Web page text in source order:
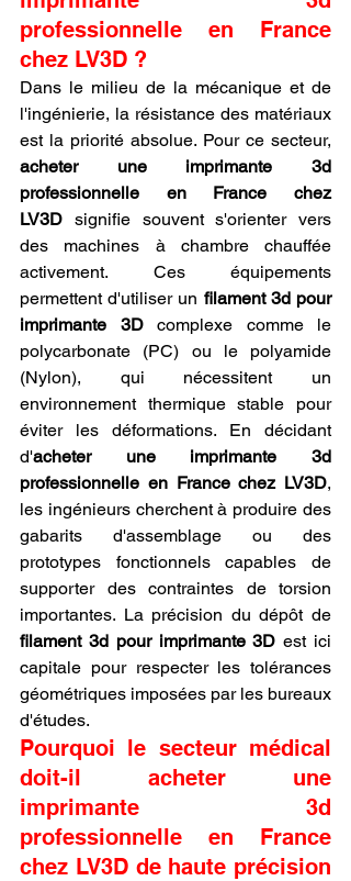
professionnelle en France
chez LV3D ?
Dans le milieu de la mécanique et de
l'ingénierie, la résistance des matériaux
acheter une imprimante 3d
professionnelle en France chez
LV3D signifie souvent s'orienter vers
des machines à chambre chauffée
activement. Ces équipements
permettent d'utiliser un filament 3d pour
imprimante 3D complexe comme le
polycarbonate (PC) ou le polyamide
(Nylon), qui nécessitent un
environnement thermique stable pour
éviter les déformations. En décidant
d'acheter une imprimante 3d
professionnelle en France chez LV3D,
les ingénieurs cherchent à produire des
gabarits d'assemblage ou des
prototypes fonctionnels capables de
supporter des contraintes de torsion
filament 3d pour imprimante 3D est ici
capitale pour respecter les tolérances
géométriques imposées par les bureaux
d'études.
Pourquoi le secteur médical
doit-il acheter une
imprimante 3d
professionnelle en France
chez LV3D de haute précision